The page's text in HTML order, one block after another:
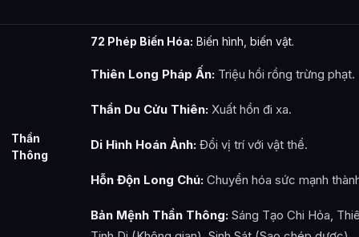
Thần
Thông
72 Phép Biến Hóa: Biến hình, biến vật.
Thiên Long Pháp Ấn: Triệu hồi rồng trừng phạt.
Thần Du Cửu Thiên: Xuất hồn đi xa.
Di Hình Hoán Ảnh: Đổi vị trí với vật thể.
Hỗn Độn Long Chú: Chuyển hóa sức mạnh
Bản Mệnh Thần Thông: Sáng Tạo Chi Hỏa,